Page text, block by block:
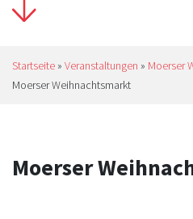
Startseite » Veranstaltungen » Moerser
Moerser Weihnachtsmarkt
Moerser